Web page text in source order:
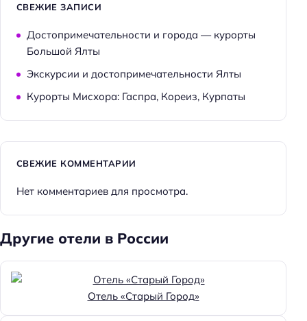
СВЕЖИЕ ЗАПИСИ
Достопримечательности и города — курорты
Большой Ялты
Экскурсии и достопримечательности Ялты
Курорты Мисхора: Гаспра, Кореиз, Курпаты
СВЕЖИЕ КОММЕНТАРИИ
Нет комментариев для просмотра.
Другие отели в России
Отель «Старый Город»